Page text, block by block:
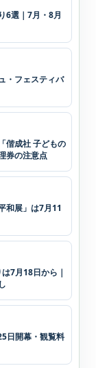
6選｜7月・8月
・フェスティバ
偕成社 子どもの
券の注意点
和展」は7月11
7月18日から｜
日開幕・観覧料